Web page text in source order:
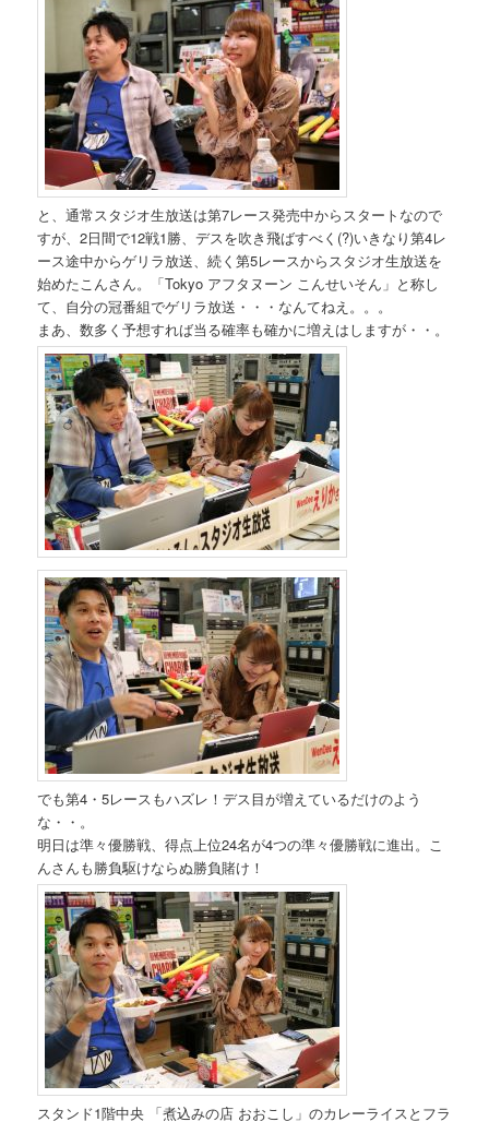
と、通常スタジオ生放送は第7レース発売中からスタートなので
すが、2日間で12戦1勝、デスを吹き飛ばすべく(?)いきなり第4レ
ース途中からゲリラ放送、続く第5レースからスタジオ生放送を
始めたこんさん。「Tokyo アフタヌーン こんせいそん」と称し
て、自分の冠番組でゲリラ放送・・・なんてねえ。。。
まあ、数多く予想すれば当る確率も確かに増えはしますが・・。
でも第4・5レースもハズレ！デス目が増えているだけのよう
な・・。
明日は準々優勝戦、得点上位24名が4つの準々優勝戦に進出。こ
んさんも勝負駆けならぬ勝負賭け！
スタンド1階中央 「煮込みの店 おおこし」のカレーライスとフラ